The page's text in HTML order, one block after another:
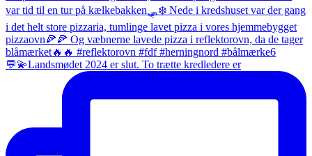
💬💫Landsmødet 2024 er slut. To trætte kredledere er